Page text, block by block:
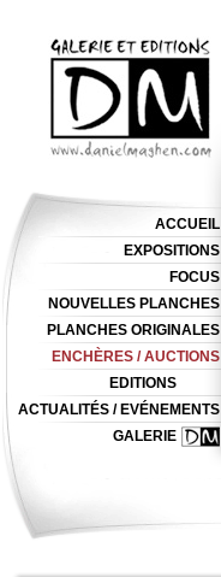
ACCUEIL
EXPOSITIONS
FOCUS
NOUVELLES PLANCHES
PLANCHES ORIGINALES
ENCHÈRES / AUCTIONS
EDITIONS
ACTUALITÉS / EVÉNEMENTS
GALERIE